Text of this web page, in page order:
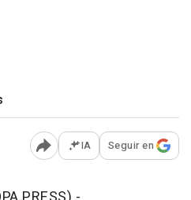
Abrir opciones para
IA Seguir en